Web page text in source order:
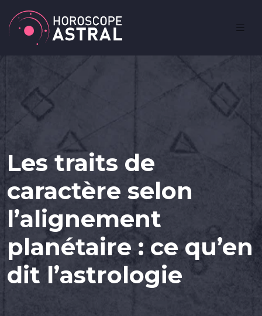
Les traits de
caractère selon
l’alignement
planétaire : ce qu’en
dit l’astrologie